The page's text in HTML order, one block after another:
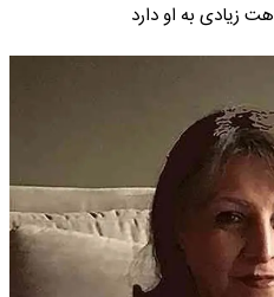
زیادی به او دارد